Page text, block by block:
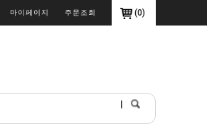
(0)
마이페이지 주문조회